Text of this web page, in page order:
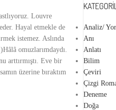
Louvre
Hayal etmekle de
istemez. Aslında
omuzlarımdaydı.
arttırmıştı. Eve bir
üzerine bıraktım
Analiz/
Anı
Anlatı
Bilim
Çeviri
Çizgi
Deneme
Doğa